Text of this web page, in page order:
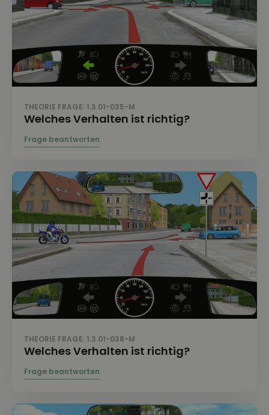
THEORIE FRAGE: 1.3.01-035-M
Welches Verhalten ist richtig?
THEORIE FRAGE: 1.3.01-038-M
Welches Verhalten ist richtig?